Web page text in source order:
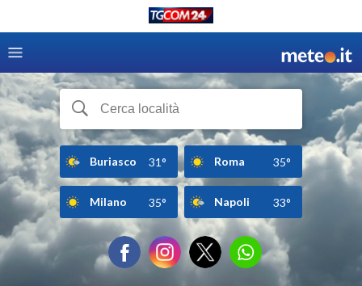
Buriasco 31° Roma 35°
Milano 35° Napoli 33°